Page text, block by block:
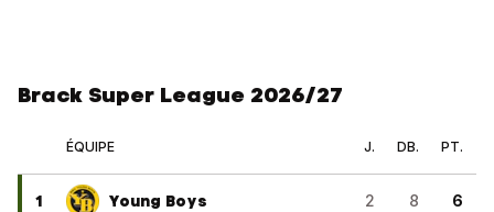
Brack Super League 2026/27
ÉQUIPE J. DB. PT.
1 Young Boys 2 8 6